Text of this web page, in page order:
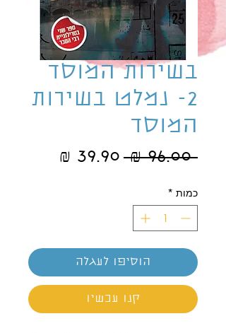
בשירות המוסד
2- נמלט בשירות
המוסד
‏96.00 ‏₪
מחיר
כמות *
הוסיפו לעגלה
קנו עכשיו